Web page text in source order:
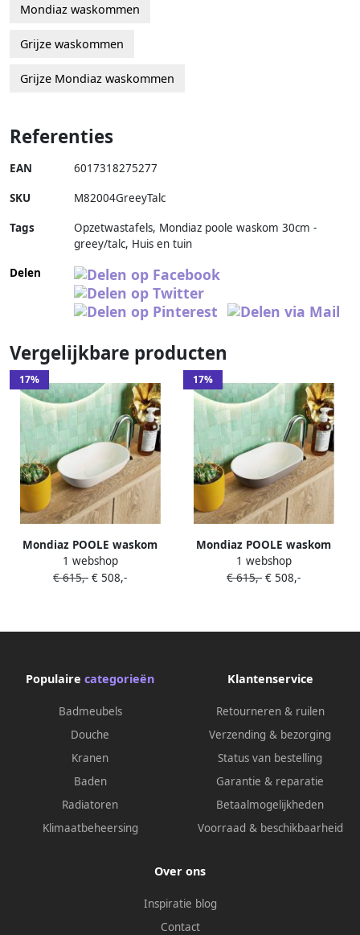
Mondiaz waskommen
Grijze waskommen
Grijze Mondiaz waskommen
Referenties
EAN 6017318275277
SKU M82004GreeyTalc
Tags
Opzetwastafels, Mondiaz poole waskom 30cm -
greey/talc, Huis en tuin
Delen
Vergelijkbare producten
17%
Mondiaz POOLE waskom
30x18x8cm ovaal opbouw
Solid Surface linen | talc
1 webshop
€ 615,- € 508,-
17%
Mondiaz POOLE waskom
30x18x8cm ovaal opbouw
Solid Surface smoke | talc
1 webshop
€ 615,- € 508,-
Populaire categorieën
Badmeubels
Douche
Kranen
Baden
Radiatoren
Klimaatbeheersing
Klantenservice
Retourneren & ruilen
Verzending & bezorging
Status van bestelling
Garantie & reparatie
Betaalmogelijkheden
Voorraad & beschikbaarheid
Over ons
Inspiratie blog
Contact